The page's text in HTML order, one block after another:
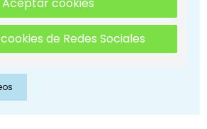
de Redes Sociales